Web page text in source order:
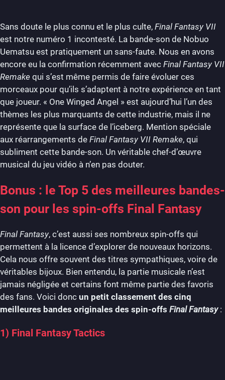
Sans doute le plus connu et le plus culte, Final Fantasy VII
est notre numéro 1 incontesté. La bande-son de Nobuo
Uematsu est pratiquement un sans-faute. Nous en avons
encore eu la confirmation récemment avec Final Fantasy VII
Remake qui s’est même permis de faire évoluer ces
morceaux pour qu’ils s’adaptent à notre expérience en tant
que joueur. « One Winged Angel » est aujourd’hui l’un des
thèmes les plus marquants de cette industrie, mais il ne
représente que la surface de l’iceberg. Mention spéciale
aux réarrangements de Final Fantasy VII Remake, qui
subliment cette bande-son. Un véritable chef-d’œuvre
musical du jeu vidéo à n’en pas douter.
Bonus : le Top 5 des meilleures bandes-
son pour les spin-offs Final Fantasy
Final Fantasy, c’est aussi ses nombreux spin-offs qui
permettent à la licence d’explorer de nouveaux horizons.
Cela nous offre souvent des titres sympathiques, voire de
véritables bijoux. Bien entendu, la partie musicale n’est
jamais négligée et certains font même partie des favoris
des fans. Voici donc un petit classement des cinq
meilleures bandes originales des spin-offs Final Fantasy :
1) Final Fantasy Tactics